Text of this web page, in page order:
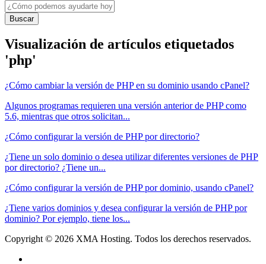
Buscar
Visualización de artículos etiquetados
'php'
¿Cómo cambiar la versión de PHP en su dominio usando cPanel?
Algunos programas requieren una versión anterior de PHP como
5.6, mientras que otros solicitan...
¿Cómo configurar la versión de PHP por directorio?
¿Tiene un solo dominio o desea utilizar diferentes versiones de PHP
por directorio? ¿Tiene un...
¿Cómo configurar la versión de PHP por dominio, usando cPanel?
¿Tiene varios dominios y desea configurar la versión de PHP por
dominio? Por ejemplo, tiene los...
Copyright © 2026 XMA Hosting. Todos los derechos reservados.